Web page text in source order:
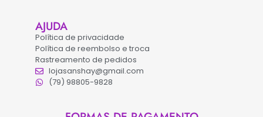
AJUDA
Política de privacidade
Política de reembolso e troca
Rastreamento de pedidos
lojasanshay@gmail.com
(79) 98805-9828